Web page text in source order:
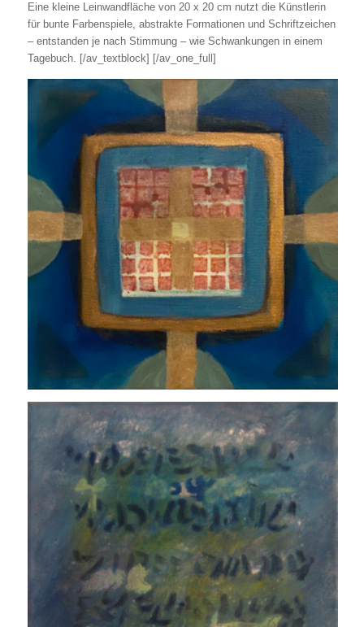
Eine kleine Leinwandfläche von 20 x 20 cm nutzt die Künstlerin
für bunte Farbenspiele, abstrakte Formationen und Schriftzeichen
– entstanden je nach Stimmung – wie Schwankungen in einem
Tagebuch. [/av_textblock] [/av_one_full]